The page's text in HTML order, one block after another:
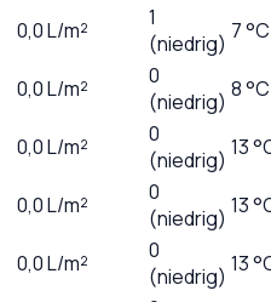
0,0L/m²
1
(niedrig) 7 °C
0,0L/m²
0
(niedrig) 8 °C
0,0L/m²
0
(niedrig) 13
0,0L/m²
0
(niedrig) 13
0,0L/m²
0
(niedrig) 13